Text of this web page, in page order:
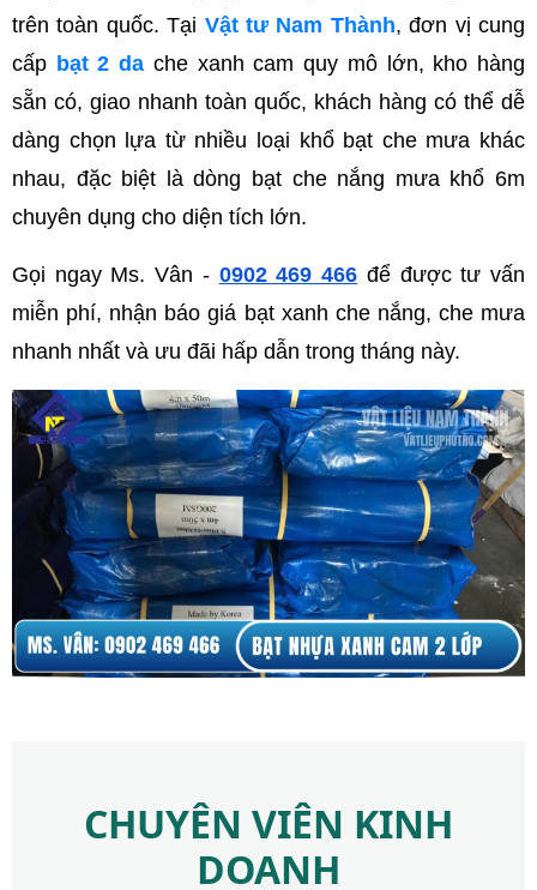
trên toàn quốc. Tại Vật tư Nam Thành, đơn vị cung
cấp bạt 2 da che xanh cam quy mô lớn, kho hàng
sẵn có, giao nhanh toàn quốc, khách hàng có thể dễ
dàng chọn lựa từ nhiều loại khổ bạt che mưa khác
nhau, đặc biệt là dòng bạt che nắng mưa khổ 6m
chuyên dụng cho diện tích lớn.
Gọi ngay Ms. Vân - 0902 469 466 để được tư vấn
miễn phí, nhận báo giá bạt xanh che nắng, che mưa
nhanh nhất và ưu đãi hấp dẫn trong tháng này.
CHUYÊN VIÊN KINH
DOANH